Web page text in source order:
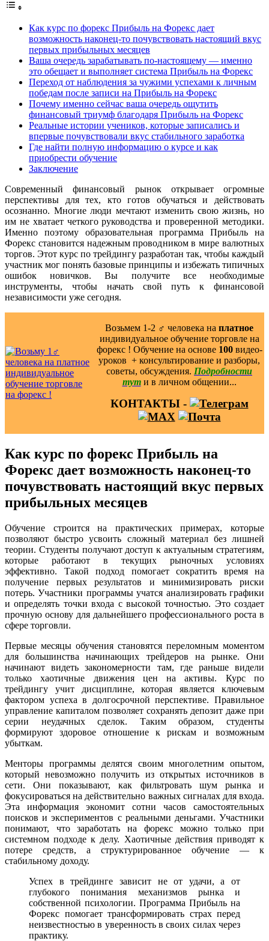
Как курс по форекс Прибыль на Форекс дает
возможность наконец-то почувствовать настоящий вкус
первых прибыльных месяцев
Ваша очередь зарабатывать по-настоящему — именно
это обещает и выполняет система Прибыль на Форекс
Переход от наблюдения за чужими успехами к личным
победам после записи на Прибыль на Форекс
Почему именно сейчас ваша очередь ощутить
финансовый триумф благодаря Прибыль на Форекс
Реальные истории учеников, которые записались и
впервые почувствовали вкус стабильного заработка
Где найти полную информацию о курсе и как
приобрести обучение
Заключение
Современный финансовый рынок открывает огромные
перспективы для тех, кто готов обучаться и действовать
осознанно. Многие люди мечтают изменить свою жизнь, но
им не хватает четкого руководства и проверенной методики.
Именно поэтому образовательная программа Прибыль на
Форекс становится надежным проводником в мире валютных
торгов. Этот курс по трейдингу разработан так, чтобы каждый
участник мог понять базовые принципы и избежать типичных
ошибок новичков. Вы получите все необходимые
инструменты, чтобы начать свой путь к финансовой
независимости уже сегодня.
Возьмем 1-2 ‍♂️ человека на платное
индивидуальное обучение торговле на
форекс ! Обучение на основе 100видео-
уроков ️ + консультирование и разборы,
советы, обсуждения. Подробности
тут и в личном общении...
КОНТАКТЫ -
Как курс по форекс Прибыль на
Форекс дает возможность наконец-то
почувствовать настоящий вкус первых
прибыльных месяцев
Обучение строится на практических примерах, которые
позволяют быстро усвоить сложный материал без лишней
теории. Студенты получают доступ к актуальным стратегиям,
которые работают в текущих рыночных условиях
эффективно. Такой подход помогает сократить время на
получение первых результатов и минимизировать риски
потерь. Участники программы учатся анализировать графики
и определять точки входа с высокой точностью. Это создает
прочную основу для дальнейшего профессионального роста в
сфере торговли.
Первые месяцы обучения становятся переломным моментом
для большинства начинающих трейдеров на рынке. Они
начинают видеть закономерности там, где раньше видели
только хаотичные движения цен на активы. Курс по
трейдингу учит дисциплине, которая является ключевым
фактором успеха в долгосрочной перспективе. Правильное
управление капиталом позволяет сохранять депозит даже при
серии неудачных сделок. Таким образом, студенты
формируют здоровое отношение к рискам и возможным
убыткам.
Менторы программы делятся своим многолетним опытом,
который невозможно получить из открытых источников в
сети. Они показывают, как фильтровать шум рынка и
фокусироваться на действительно важных сигналах для входа.
Эта информация экономит сотни часов самостоятельных
поисков и экспериментов с реальными деньгами. Участники
понимают, что заработать на форекс можно только при
системном подходе к делу. Хаотичные действия приводят к
потере средств, а структурированное обучение — к
стабильному доходу.
Успех в трейдинге зависит не от удачи, а от
глубокого понимания механизмов рынка и
собственной психологии. Программа Прибыль на
Форекс помогает трансформировать страх перед
неизвестностью в уверенность в своих силах через
практику.